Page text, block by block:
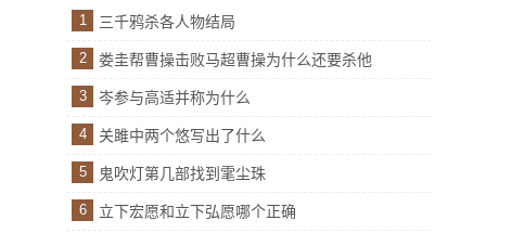
1 三千鸦杀各人物结局
2 娄圭帮曹操击败马超曹操为什么还要杀他
3 岑参与高适并称为什么
4 关雎中两个悠写出了什么
5 鬼吹灯第几部找到雮尘珠
6 立下宏愿和立下弘愿哪个正确